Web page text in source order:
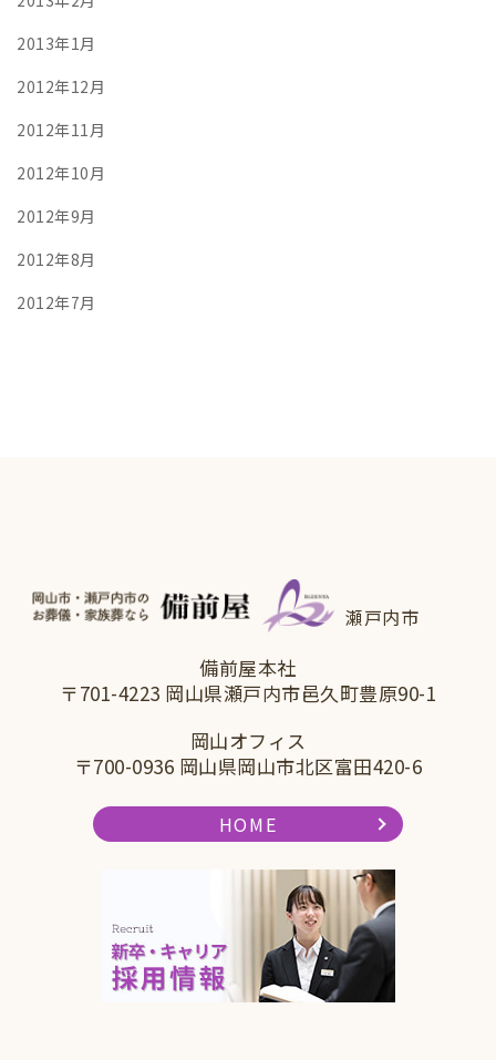
2013年1月
2012年12月
2012年11月
2012年10月
2012年9月
2012年8月
2012年7月
瀬戸内市
備前屋本社
〒701-4223 岡山県瀬戸内市邑久町豊原90-1
岡山オフィス
〒700-0936 岡山県岡山市北区富田420-6
HOME